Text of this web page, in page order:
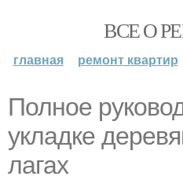
ВСЕ О
главная ремонт квартир
Полное
укладке
лагах